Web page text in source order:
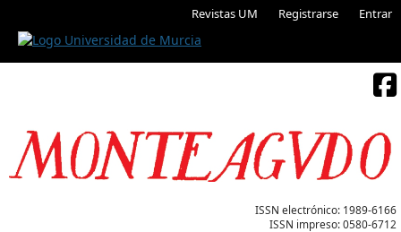
Revistas UM Registrarse Entrar
ISSN electrónico: 1989-6166
ISSN impreso:0580-6712